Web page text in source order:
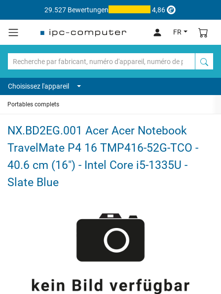
29.527 Bewertungen 4,86
FR
Choisissez l'appareil
Portables complets
NX.BD2EG.001 Acer Acer Notebook
TravelMate P4 16 TMP416-52G-TCO -
40.6 cm (16") - Intel Core i5-1335U -
Slate Blue